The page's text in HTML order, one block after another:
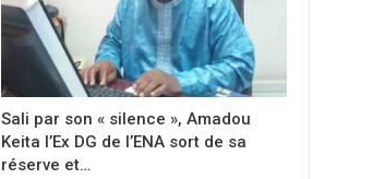
Sali par son « silence », Amadou
Keita l’Ex DG de l’ENA sort de sa
réserve et…